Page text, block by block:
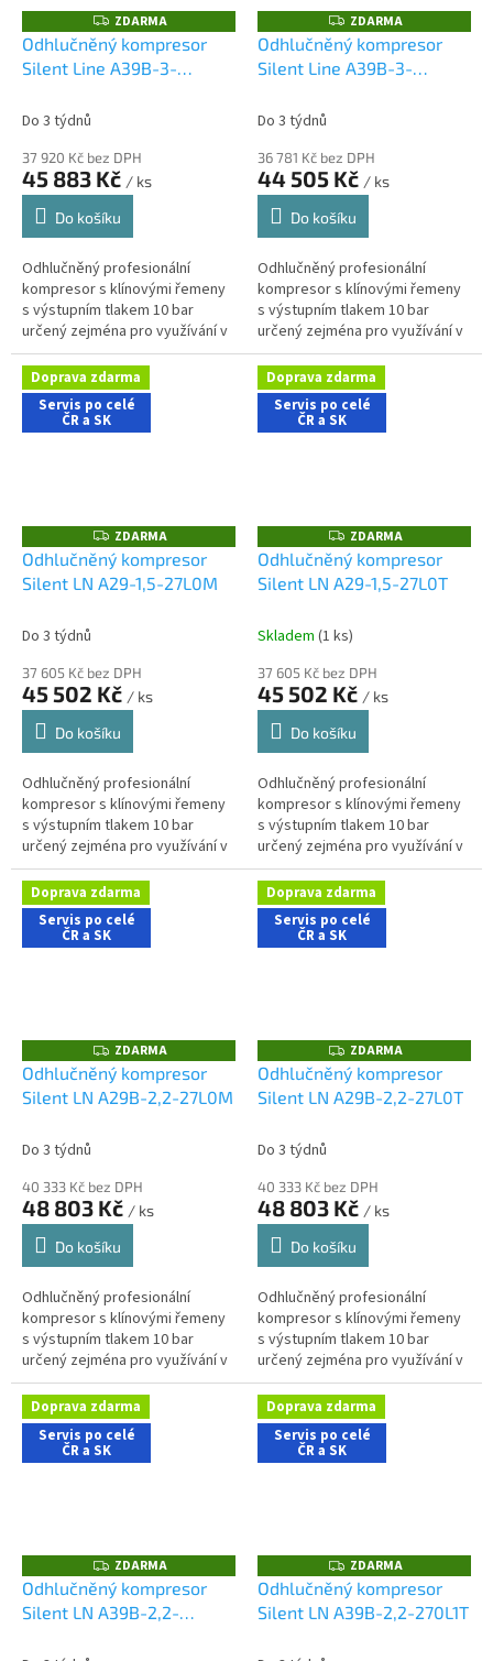
Z
D
A
R
ZDARMA
Odhlučněný kompresor
Silent Line A39B-3-
Do 3 týdnů
37 920 Kč bez DPH
45 883 Kč / ks
Do košíku
Odhlučněný profesionální
kompresor s klínovými řemeny
s výstupním tlakem 10 bar
určený zejména pro využívání v
řemeslnických aplikacích s
nároky na nízkou hlučnost
stroje....
Z
D
A
R
ZDARMA
Odhlučněný kompresor
Silent Line A39B-3-
Do 3 týdnů
36 781 Kč bez DPH
44 505 Kč / ks
Do košíku
Odhlučněný profesionální
kompresor s klínovými řemeny
s výstupním tlakem 10 bar
určený zejména pro využívání v
dílenských aplikacích s nároky
na nízkou hlučnost stroje....
Doprava zdarma
Servis po celé
ČR a SK
Z
D
A
R
ZDARMA
Odhlučněný kompresor
Silent LN A29-1,5-27L0M
Do 3 týdnů
37 605 Kč bez DPH
45 502 Kč / ks
Do košíku
Odhlučněný profesionální
kompresor s klínovými řemeny
s výstupním tlakem 10 bar
určený zejména pro využívání v
řemeslnických aplikacích s
nároky na nízkou hlučnost
stroje....
Doprava zdarma
Servis po celé
ČR a SK
Z
D
A
R
ZDARMA
Odhlučněný kompresor
Silent LN A29-1,5-27L0T
Skladem (1 ks)
37 605 Kč bez DPH
45 502 Kč / ks
Do košíku
Odhlučněný profesionální
kompresor s klínovými řemeny
s výstupním tlakem 10 bar
určený zejména pro využívání v
řemeslnických aplikacích s
nároky na nízkou hlučnost
stroje....
Doprava zdarma
Servis po celé
ČR a SK
Z
D
A
R
ZDARMA
Odhlučněný kompresor
Silent LN A29B-2,2-27L0M
Do 3 týdnů
40 333 Kč bez DPH
48 803 Kč / ks
Do košíku
Odhlučněný profesionální
kompresor s klínovými řemeny
s výstupním tlakem 10 bar
určený zejména pro využívání v
řemeslnických aplikacích s
nároky na nízkou hlučnost
stroje....
Doprava zdarma
Servis po celé
ČR a SK
Z
D
A
R
ZDARMA
Odhlučněný kompresor
Silent LN A29B-2,2-27L0T
Do 3 týdnů
40 333 Kč bez DPH
48 803 Kč / ks
Do košíku
Odhlučněný profesionální
kompresor s klínovými řemeny
s výstupním tlakem 10 bar
určený zejména pro využívání v
řemeslnických aplikacích s
nároky na nízkou hlučnost
stroje....
Doprava zdarma
Servis po celé
ČR a SK
Z
D
A
R
ZDARMA
Odhlučněný kompresor
Silent LN A39B-2,2-
Doprava zdarma
Servis po celé
ČR a SK
Z
D
A
R
ZDARMA
Odhlučněný kompresor
Silent LN A39B-2,2-270L1T